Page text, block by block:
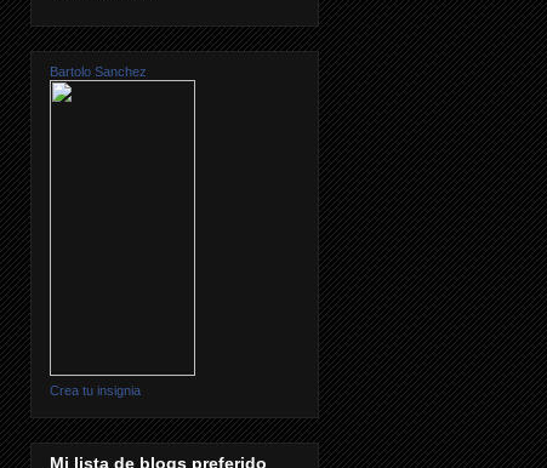
Bartolo Sanchez
Crea tu insignia
Mi lista de blogs preferido